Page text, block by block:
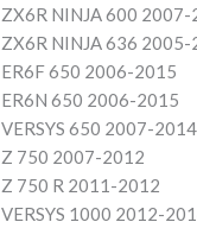
ZX6R NINJA 600 2007-
ZX6R NINJA 636 2005-
ER6F 650 2006-2015
ER6N 650 2006-2015
VERSYS 650 2007-2014
Z 750 2007-2012
Z 750 R 2011-2012
VERSYS 1000 2012-